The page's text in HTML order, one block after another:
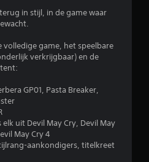
o
d
i
n
in stijl, in de game waar
volledige game, het speelbare
verkrijgbaar) en de
GP01, Pasta Breaker,
uit Devil May Cry, Devil May
May Cry 4
aankondigers, titelkreet